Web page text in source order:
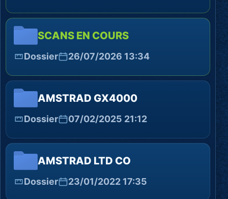
SCANS EN COURS
Dossier 26/07/2026 13:34
AMSTRAD GX4000
Dossier 07/02/2025 21:12
AMSTRAD LTD CO
Dossier 23/01/2022 17:35